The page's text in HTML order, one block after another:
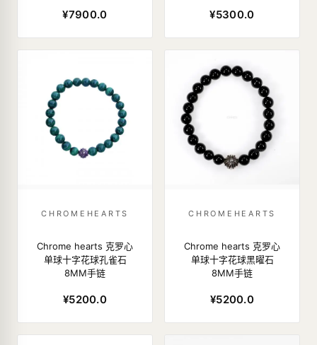
¥7900.0 ¥5300.0
CHROMEHEARTS
Chrome hearts 克罗心
单球十字花球孔雀石
8MM手链
¥5200.0
CHROMEHEARTS
Chrome hearts 克罗心
单球十字花球黑曜石
8MM手链
¥5200.0